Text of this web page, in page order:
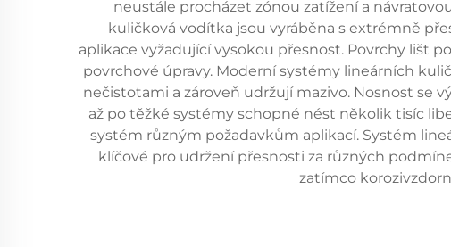
neustále procházet zónou zatížení a
kuličková vodítka jsou vyráběna s extrémně
aplikace vyžadující vysokou přesnost. Povrchy lišt
povrchové úpravy. Moderní systémy lineárních
nečistotami a zároveň udržují mazivo. Nosnost se
až po těžké systémy schopné nést několik tisíc
systém různým požadavkům aplikací. Systém
klíčové pro udržení přesnosti za různých
zatímco